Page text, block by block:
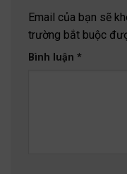
Email của bạn sẽ
trường bắt buộc
Bình luận *